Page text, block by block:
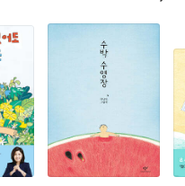
강하고 행복한 웃음으로 가득한
까닭이지요.
다고 믿습니다. 장면 하나를
찍는 것도 그래서이지요. 그
눈 돌리지 않기를 바랍니다. 정
있어야 나올 수 있기 때문이지